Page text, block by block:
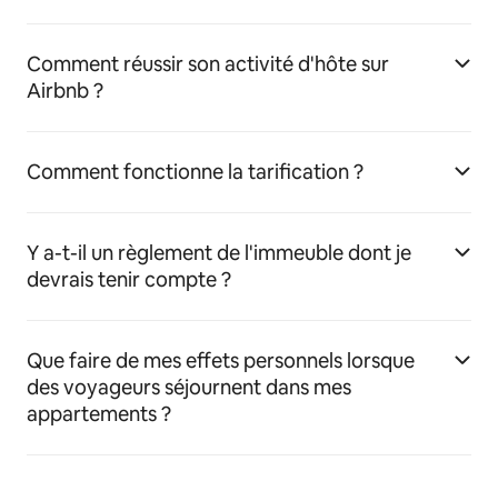
Comment réussir son activité d'hôte sur
Airbnb ?
Comment fonctionne la tarification ?
Y a-t-il un règlement de l'immeuble dont je
devrais tenir compte ?
Que faire de mes effets personnels lorsque
des voyageurs séjournent dans mes
appartements ?